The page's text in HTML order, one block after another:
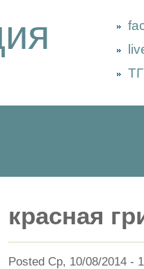
красная
Posted Ср, 10/08/2014 -